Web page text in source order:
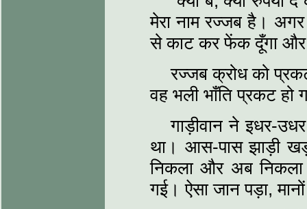
मेरा नाम रज्जब है।
से काट कर फेंक दूँगा और
रज्जब क्रोध को
वह भली भाँति प्रकट हो
गाड़ीवान ने इधर-
था। आस-पास झाड़ी
निकला और अब
गई। ऐसा जान पड़ा,